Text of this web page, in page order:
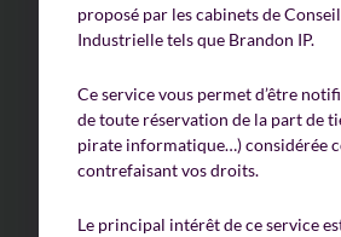
proposé par les cabinets de
Industrielle tels que Brandon IP.
Ce service vous permet d’être
de toute réservation de la part de
pirate informatique…) considérée
contrefaisant vos droits.
Le principal intérêt de ce service